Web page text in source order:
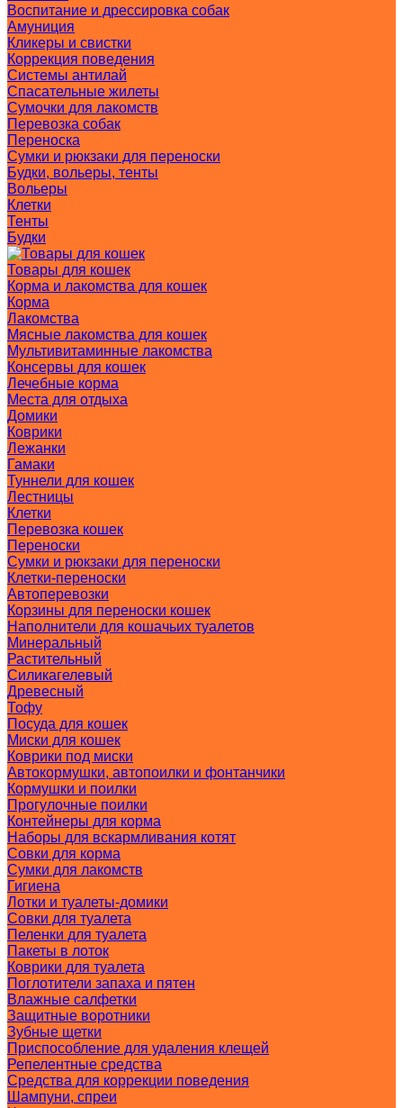
Воспитание и дрессировка собак
Амуниция
Кликеры и свистки
Коррекция поведения
Системы антилай
Спасательные жилеты
Сумочки для лакомств
Перевозка собак
Переноска
Сумки и рюкзаки для переноски
Будки, вольеры, тенты
Вольеры
Клетки
Тенты
Будки
Товары для кошек
Корма и лакомства для кошек
Корма
Лакомства
Мясные лакомства для кошек
Мультивитаминные лакомства
Консервы для кошек
Лечебные корма
Места для отдыха
Домики
Коврики
Лежанки
Гамаки
Туннели для кошек
Лестницы
Клетки
Перевозка кошек
Переноски
Сумки и рюкзаки для переноски
Клетки-переноски
Автоперевозки
Корзины для переноски кошек
Наполнители для кошачьих туалетов
Минеральный
Растительный
Силикагелевый
Древесный
Тофу
Посуда для кошек
Миски для кошек
Коврики под миски
Автокормушки, автопоилки и фонтанчики
Кормушки и поилки
Прогулочные поилки
Контейнеры для корма
Наборы для вскармливания котят
Совки для корма
Сумки для лакомств
Гигиена
Лотки и туалеты-домики
Совки для туалета
Пеленки для туалета
Пакеты в лоток
Коврики для туалета
Поглотители запаха и пятен
Влажные салфетки
Защитные воротники
Зубные щетки
Приспособление для удаления клещей
Репелентные средства
Средства для коррекции поведения
Шампуни, спреи